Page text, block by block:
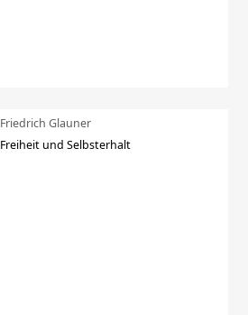
Friedrich Glauner
Freiheit und Selbsterhalt